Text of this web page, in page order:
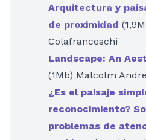
Arquitectura y
de proximidad
Colafranceschi
Landscape: An
(1Mb) Malcolm
¿Es el paisaje
reconocimiento?
problemas de